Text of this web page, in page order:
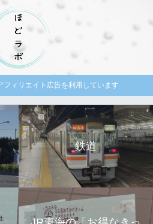
フィリエイト広告を利用しています
鉄道